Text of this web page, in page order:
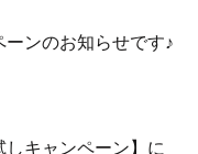
ーンのお知らせです♪
しキャンペーン】に